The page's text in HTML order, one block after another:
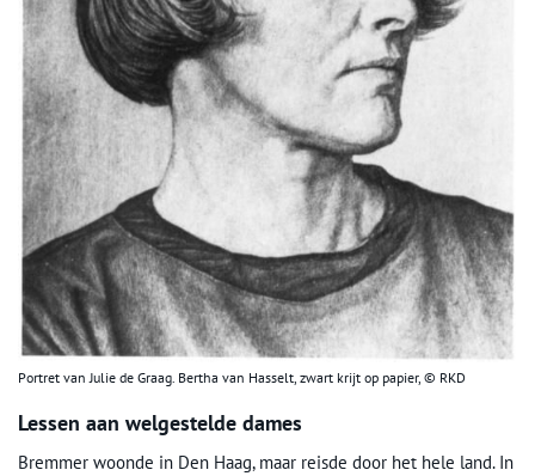
Portret van Julie de Graag. Bertha van Hasselt, zwart krijt op papier, © RKD
Lessen aan welgestelde dames
Bremmer woonde in Den Haag, maar reisde door het hele land. In